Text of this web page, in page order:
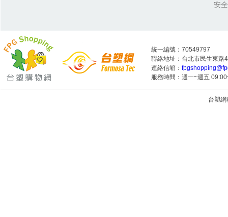
安
統一編號：70549797
聯絡地址：台北市民生東路
連絡信箱：
服務時間：週一~週五
台塑